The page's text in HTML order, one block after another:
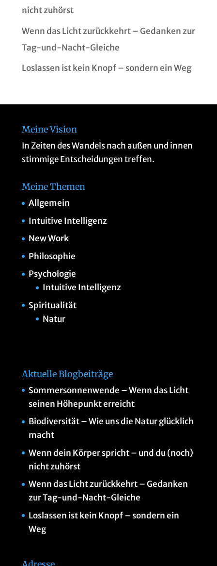
nicht zuhörst
Wenn das Licht zurückkehrt – Gedanken zur
Tag-und-Nacht-Gleiche
Loslassen ist kein Knopf – sondern ein Weg
Meine Vision
In Zeiten des Wandels nach außen und innen
stimmige Entscheidungen treffen.
Meine Themen
Allgemein
Intuitive Intelligenz
New Work
Philosophie
Psychologie
Intuitive Intelligenz
Spiritualität
Natur
Aktuelle Blogbeiträge
Sommersonnenwende – Wenn das Licht
seinen Höhepunkt erreicht
Biodiversität – Wie uns die Natur glücklich
macht
Wenn dein Körper spricht – und du (noch)
nicht zuhörst
Wenn das Licht zurückkehrt – Gedanken
zur Tag-und-Nacht-Gleiche
Loslassen ist kein Knopf – sondern ein
Weg